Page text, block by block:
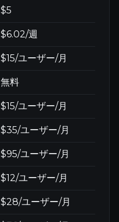
$5
$6.02/週
$15/ユーザー/月
無料
$15/ユーザー/月
$35/ユーザー/月
$95/ユーザー/月
$12/ユーザー/月
$28/ユーザー/月